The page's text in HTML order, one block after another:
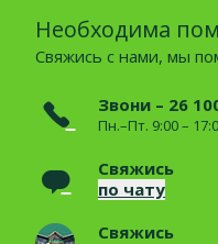
Необходима
Свяжись с нами, мы
Звони – 26
Пн.–Пт. 9:00 –
Свяжись
по чату
Свяжись